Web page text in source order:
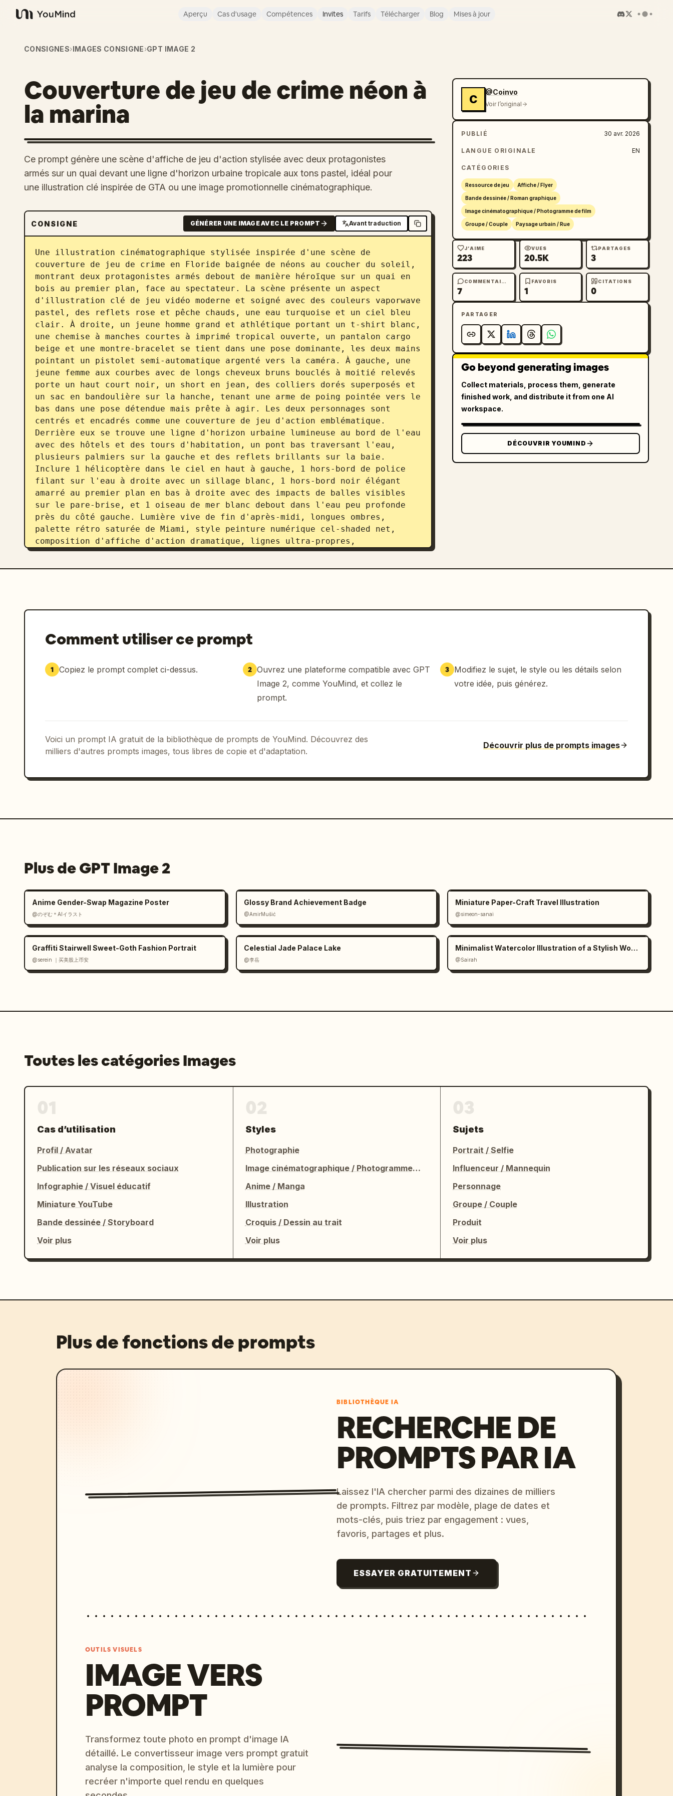
YouMind
Aperçu Cas d'usage Compétences Invites Tarifs Télécharger Blog Mises à jour
CONSIGNES›IMAGES CONSIGNE›GPT IMAGE 2
Couverture de jeu de crime néon à
la marina
Ce prompt génère une scène d'affiche de jeu d'action stylisée avec deux protagonistes
armés sur un quai devant une ligne d'horizon urbaine tropicale aux tons pastel, idéal pour
une illustration clé inspirée de GTA ou une image promotionnelle cinématographique.
CONSIGNE GÉNÉRER UNE IMAGE AVEC LE PROMPT Avant traduction
Une illustration cinématographique stylisée inspirée d'une scène de
couverture de jeu de crime en Floride baignée de néons au coucher du soleil,
montrant deux protagonistes armés debout de manière héroïque sur un quai en
bois au premier plan, face au spectateur. La scène présente un aspect
d'illustration clé de jeu vidéo moderne et soigné avec des couleurs vaporwave
pastel, des reflets rose et pêche chauds, une eau turquoise et un ciel bleu
clair. À droite, un jeune homme grand et athlétique portant un t-shirt blanc,
une chemise à manches courtes à imprimé tropical ouverte, un pantalon cargo
beige et une montre-bracelet se tient dans une pose dominante, les deux mains
pointant un pistolet semi-automatique argenté vers la caméra. À gauche, une
jeune femme aux courbes avec de longs cheveux bruns bouclés à moitié relevés
porte un haut court noir, un short en jean, des colliers dorés superposés et
un sac en bandoulière sur la hanche, tenant une arme de poing pointée vers le
bas dans une pose détendue mais prête à agir. Les deux personnages sont
centrés et encadrés comme une couverture de jeu d'action emblématique.
Derrière eux se trouve une ligne d'horizon urbaine lumineuse au bord de l'eau
avec des hôtels et des tours d'habitation, un pont bas traversant l'eau,
plusieurs palmiers sur la gauche et des reflets brillants sur la baie.
Inclure 1 hélicoptère dans le ciel en haut à gauche, 1 hors-bord de police
filant sur l'eau à droite avec un sillage blanc, 1 hors-bord noir élégant
amarré au premier plan en bas à droite avec des impacts de balles visibles
sur le pare-brise, et 1 oiseau de mer blanc debout dans l'eau peu profonde
près du côté gauche. Lumière vive de fin d'après-midi, longues ombres,
palette rétro saturée de Miami, style peinture numérique cel-shaded net,
composition d'affiche d'action dramatique, lignes ultra-propres,
environnement très détaillé, cadrage large 16:9.
C
@Coinvo
Voir l’original
PUBLIÉ 30 avr. 2026
LANGUE ORIGINALE EN
CATÉGORIES
Ressource de jeu Affiche / Flyer
Bande dessinée / Roman graphique
Image cinématographique / Photogramme de film
Groupe / Couple Paysage urbain / Rue
J’AIME
223
VUES
20.5K
PARTAGES
3
COMMENTAIRES
7
FAVORIS
1
CITATIONS
0
PARTAGER
Go beyond generating images
Collect materials, process them, generate
finished work, and distribute it from one AI
workspace.
DÉCOUVRIR YOUMIND
Comment utiliser ce prompt
1 Copiez le prompt complet ci-dessus. 2 Ouvrez une plateforme compatible avec GPT
Image 2, comme YouMind, et collez le
prompt.
3
Modifiez le sujet, le style ou les détails selon
votre idée, puis générez.
Voici un prompt IA gratuit de la bibliothèque de prompts de YouMind. Découvrez des
milliers d'autres prompts images, tous libres de copie et d'adaptation.
Découvrir plus de prompts images
Plus de GPT Image 2
Anime Gender-Swap Magazine Poster
@のぞむ＊AIイラスト
Glossy Brand Achievement Badge
@AmirMušić
Miniature Paper-Craft Travel Illustration
@simeon-sanai
Graffiti Stairwell Sweet-Goth Fashion Portrait
@serein ｜买美股上币安
Celestial Jade Palace Lake
@李岳
Minimalist Watercolor Illustration of a Stylish Woman
@Sairah
Toutes les catégories Images
Cas d’utilisation
Profil / Avatar
Publication sur les réseaux sociaux
Infographie / Visuel éducatif
Miniature YouTube
Bande dessinée / Storyboard
Voir plus
Styles
Photographie
Image cinématographique / Photogramme de film
Anime / Manga
Illustration
Croquis / Dessin au trait
Voir plus
Sujets
Portrait / Selfie
Influenceur / Mannequin
Personnage
Groupe / Couple
Produit
Voir plus
Plus de fonctions de prompts
BIBLIOTHÈQUE IA
RECHERCHE DE
PROMPTS PAR IA
Laissez l'IA chercher parmi des dizaines de milliers
de prompts. Filtrez par modèle, plage de dates et
mots-clés, puis triez par engagement : vues,
favoris, partages et plus.
ESSAYER GRATUITEMENT
OUTILS VISUELS
IMAGE VERS
PROMPT
Transformez toute photo en prompt d'image IA
détaillé. Le convertisseur image vers prompt gratuit
analyse la composition, le style et la lumière pour
recréer n'importe quel rendu en quelques